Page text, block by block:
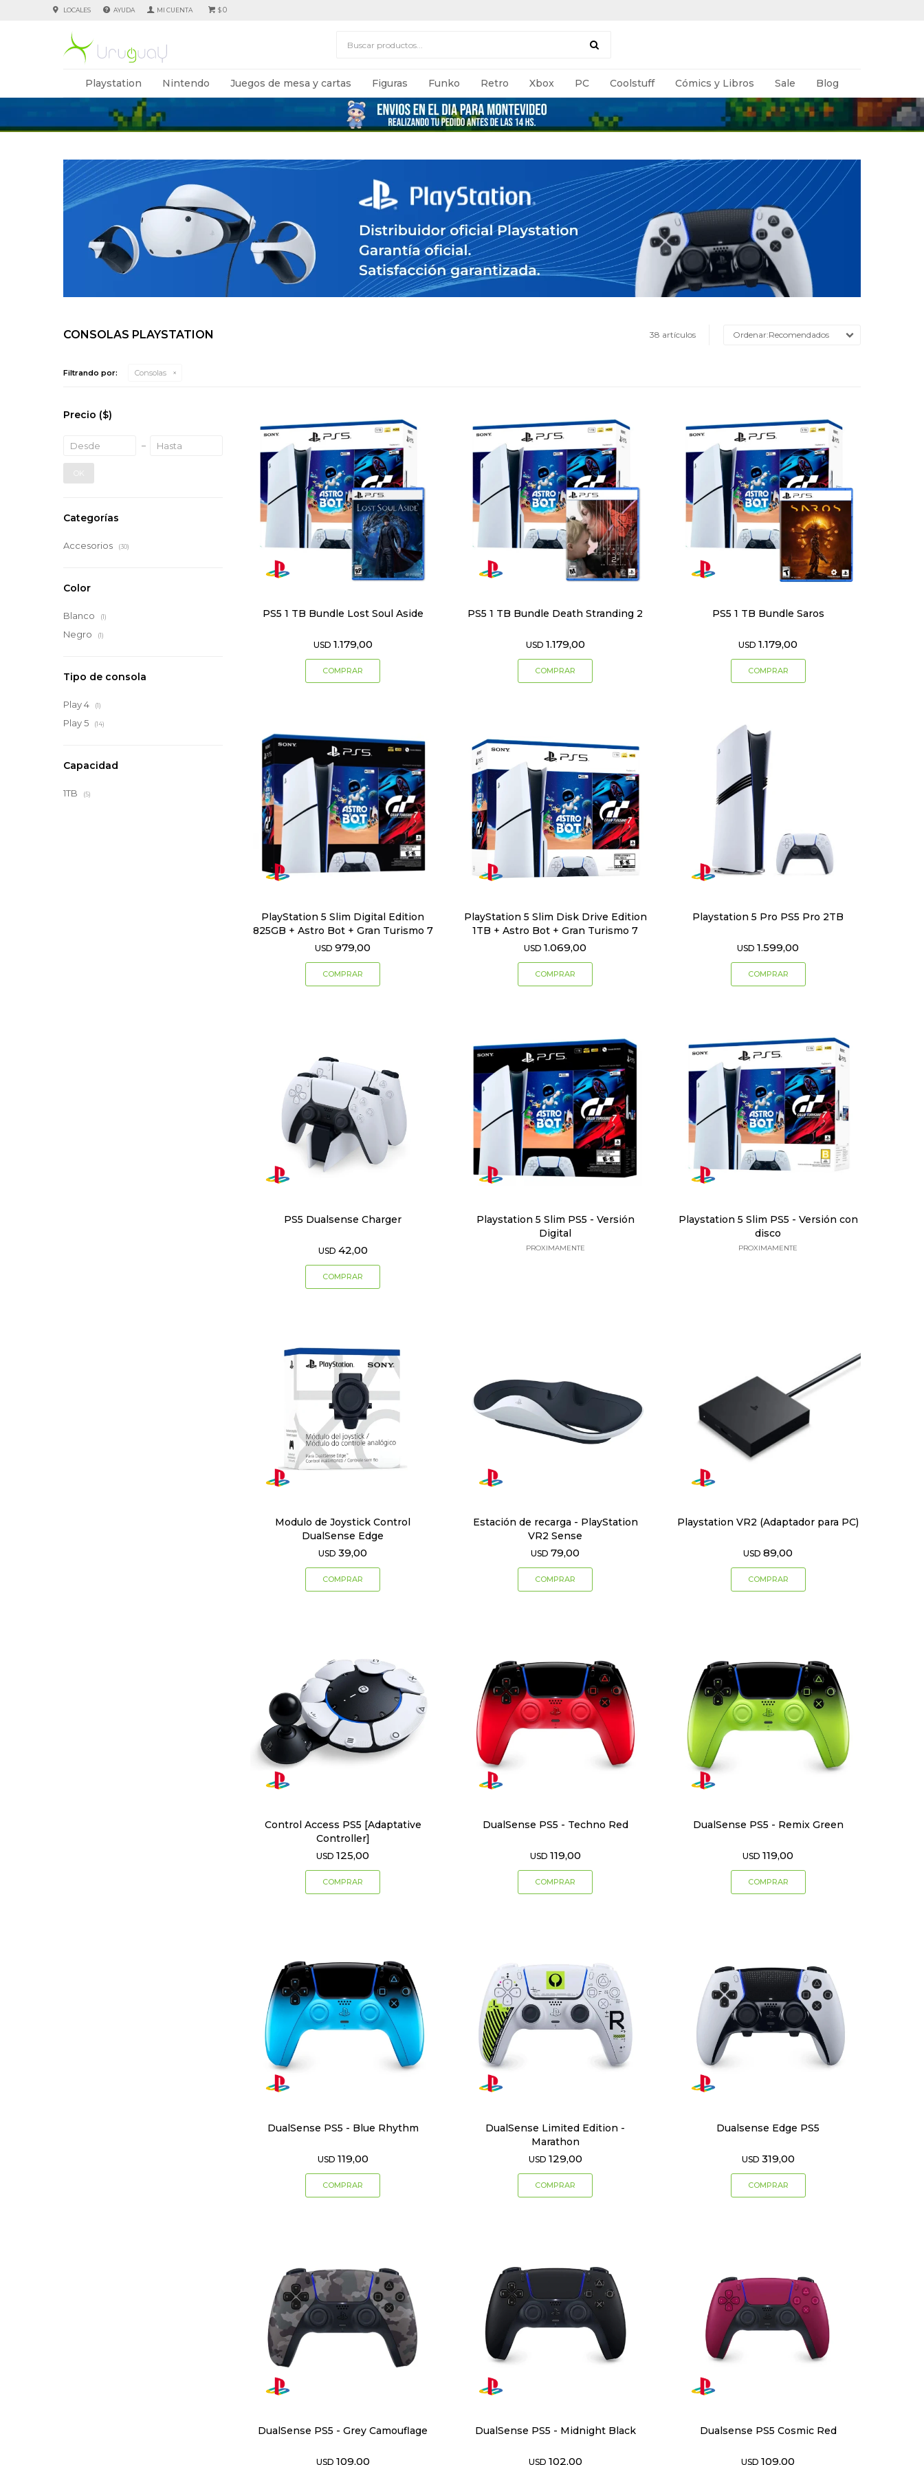
Playstation Nintendo Juegos de mesa y cartas Figuras Funko Retro Xbox PC Coolstuff Cómics y Libros Sale Blog
$0
LOCALES AYUDA
CONSOLAS PLAYSTATION 38 artículos Recomendados
Filtrando por: Consolas
PS5 1 TB Bundle Lost Soul Aside
USD 1.179,00
PS5 1 TB Bundle Death Stranding 2
USD 1.179,00
PS5 1 TB Bundle Saros
USD 1.179,00
PlayStation 5 Slim Digital Edition
825GB + Astro Bot + Gran Turismo 7
USD 979,00
PlayStation 5 Slim Disk Drive Edition
1TB + Astro Bot + Gran Turismo 7
USD 1.069,00
Playstation 5 Pro PS5 Pro 2TB
USD 1.599,00
PS5 Dualsense Charger
USD 42,00
Playstation 5 Slim PS5 - Versión
Digital
PROXIMAMENTE
Playstation 5 Slim PS5 - Versión con
disco
PROXIMAMENTE
Modulo de Joystick Control
DualSense Edge
USD 39,00
Estación de recarga - PlayStation
VR2 Sense
USD 79,00
Playstation VR2 (Adaptador para PC)
USD 89,00
Control Access PS5 [Adaptative
Controller]
USD 125,00
DualSense PS5 - Techno Red
USD 119,00
DualSense PS5 - Remix Green
USD 119,00
DualSense PS5 - Blue Rhythm
USD 119,00
DualSense Limited Edition -
Marathon
USD 129,00
Dualsense Edge PS5
USD 319,00
DualSense PS5 - Grey Camouflage
USD 109,00
DualSense PS5 - Midnight Black
USD 102,00
Dualsense PS5 Cosmic Red
USD 109,00
Categorías
Accesorios (30)
Precio ($)
OK
Color
Blanco (1)
Negro (1)
Tipo de consola
Play 4 (1)
Play 5 (14)
Capacidad
1TB (5)